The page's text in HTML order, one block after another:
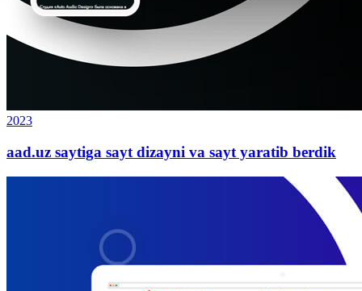
2023
aad.uz saytiga sayt dizayni va sayt yaratib berdik